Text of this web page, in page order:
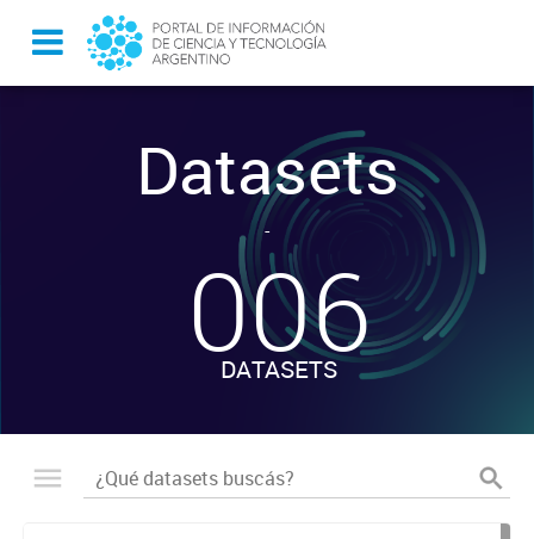
Datasets
-
006
DATASETS